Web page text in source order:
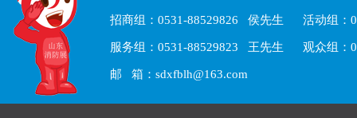
招商组：0531-88529826 侯先生 活动组：
服务组：0531-88529823 王先生 观众组：
邮 箱：sdxfblh@163.com